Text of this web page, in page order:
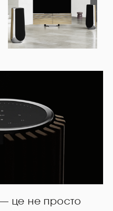
це не просто